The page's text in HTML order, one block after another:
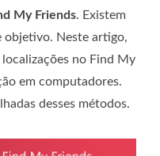
My Friends. Existem
objetivo. Neste artigo,
no Find My
em computadores.
desses métodos.